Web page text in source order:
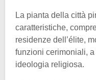
La pianta della città
caratteristiche,
residenze dell’élite,
funzioni cerimoniali,
ideologia religiosa.